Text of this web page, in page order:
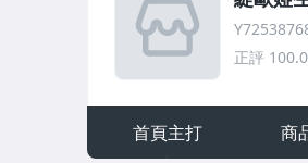
正評
首頁主打 商